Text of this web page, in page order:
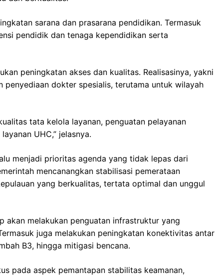
sarana dan prasarana pendidikan. Termasuk
pendidik dan tenaga kependidikan serta
peningkatan akses dan kualitas. Realisasinya, yakni
penyediaan dokter spesialis, terutama untuk wilayah
tata kelola layanan, penguatan pelayanan
UHC,” jelasnya.
menjadi prioritas agenda yang tidak lepas dari
mencanangkan stabilisasi pemerataan
yang berkualitas, tertata optimal dan unggul
akan melakukan penguatan infrastruktur yang
juga melakukan peningkatan konektivitas antar
B3, hingga mitigasi bencana.
pada aspek pemantapan stabilitas keamanan,